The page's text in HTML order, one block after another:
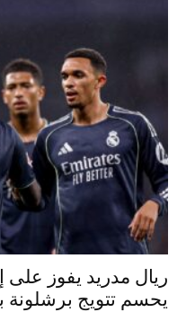
ريال مدريد يفوز على
يحسم تتويج برشلونة